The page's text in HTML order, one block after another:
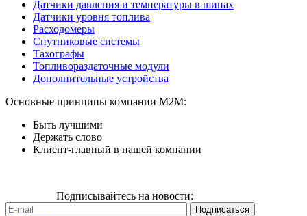
Датчики давления и температуры в шинах
Датчики уровня топлива
Расходомеры
Спутниковые системы
Тахографы
Топливораздаточные модули
Дополнительные устройства
Основные принципы компании М2М:
Быть лучшими
Держать слово
Клиент-главный в нашей компании
Подписывайтесь на новости: